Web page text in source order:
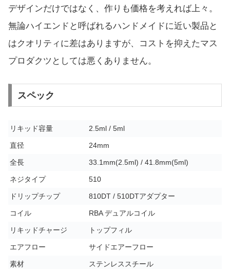
デザインだけではなく、作りも価格を考えれば上々。
無論ハイエンドと呼ばれるハンドメイドに近い製品と
はクオリティに差はありますが、コストを抑えたマス
プロダクツとしては悪くありません。
スペック
リキッド容量 2.5ml / 5ml
直径 24mm
全長 33.1mm(2.5ml) / 41.8mm(5ml)
ネジタイプ 510
ドリップチップ 810DT / 510DTアダプター
コイル RBA デュアルコイル
リキッドチャージ トップフィル
エアフロー サイドエアーフロー
素材 ステンレススチール